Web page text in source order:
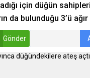
için düğün
da bulunduğu 3’ü
Gönder